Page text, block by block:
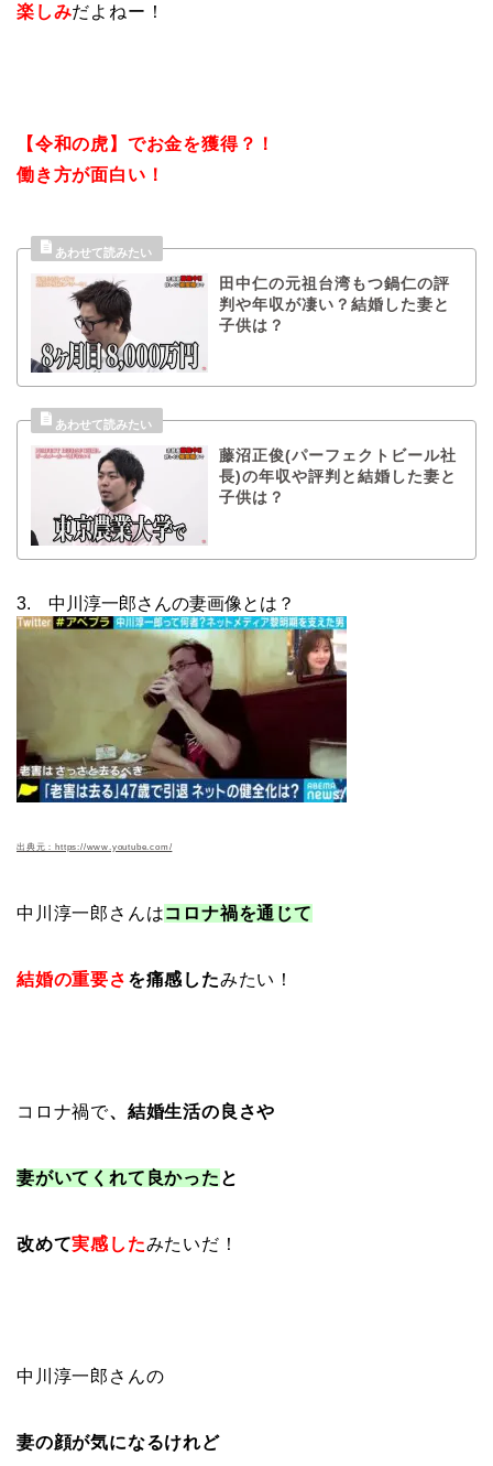
楽しみだよねー！
【令和の虎】でお金を獲得？！
働き方が面白い！
田中仁の元祖台湾もつ鍋仁の評
判や年収が凄い？結婚した妻と
子供は？
藤沼正俊(パーフェクトビール社
長)の年収や評判と結婚した妻と
子供は？
3. 中川淳一郎さんの妻画像とは？
出典元：https://www.youtube.com/
中川淳一郎さんはコロナ禍を通じて
結婚の重要さ を痛感したみたい！
コロナ禍で、結婚生活の良さや
妻がいてくれて良かった と
改めて実感したみたいだ！
中川淳一郎さんの
妻の顔が気になるけれど